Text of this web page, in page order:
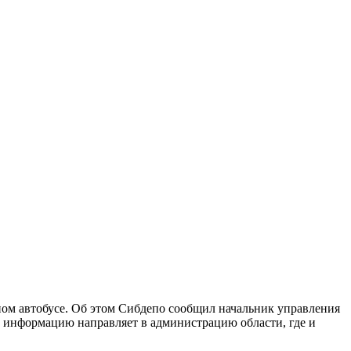
автобусе. Об этом Сибдепо сообщил начальник управления
направляет в администрацию области, где и